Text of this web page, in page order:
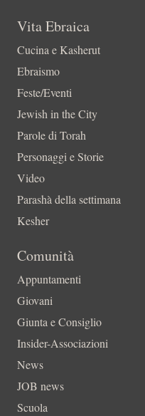
Vita Ebraica
Cucina e Kasherut
Ebraismo
Feste/Eventi
Jewish in the City
Parole di Torah
Personaggi e Storie
Video
Parashà della settimana
Kesher
Comunità
Appuntamenti
Giovani
Giunta e Consiglio
Insider-Associazioni
News
JOB news
Scuola